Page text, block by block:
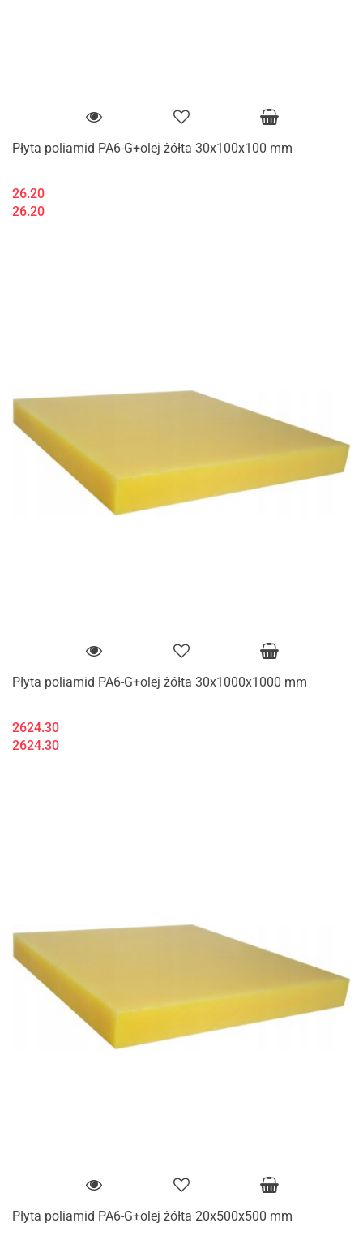
Płyta poliamid PA6-G+olej żółta 30x100x100 mm
26.20
26.20
Płyta poliamid PA6-G+olej żółta 30x1000x1000 mm
2624.30
2624.30
Płyta poliamid PA6-G+olej żółta 20x500x500 mm